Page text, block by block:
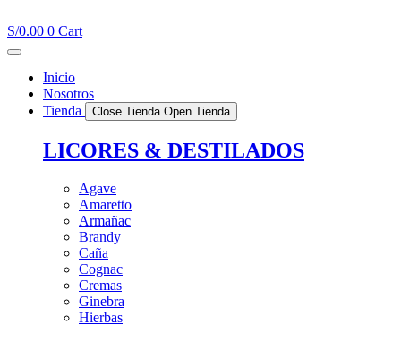
al
contenido
S/0.00 0 Cart
Inicio
Nosotros
Tienda
Close Tienda Open Tienda
LICORES & DESTILADOS
Agave
Amaretto
Armañac
Brandy
Caña
Cognac
Cremas
Ginebra
Hierbas